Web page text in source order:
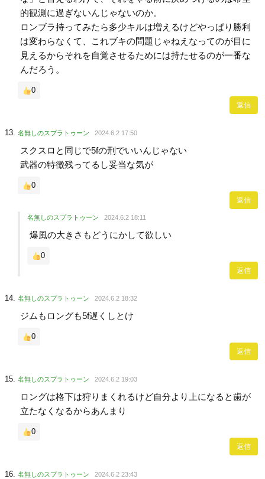
的観測に過ぎないんじゃないのか。
ロンブラ持ってみたら多少キルは増えるけどやっぱり勝利
は変わらなくて、これブキの問題じゃねえなってのが目に
見えるからそれを自覚させるためには持たせるのが一番な
んだろう。
0
返信
名無しのスプラトゥーン 2024.6.2 17:50
スクスロと同じで5fの刑でいいんじゃない
武器の特徴残ってるし妥当な気が
0
返信
名無しのスプラトゥーン 2024.6.2 18:11
爆風の大きさもどうにかして欲しい
0
返信
名無しのスプラトゥーン 2024.6.2 18:32
ジムもロングも5f遅くしとけ
0
返信
名無しのスプラトゥーン 2024.6.2 19:03
ロングは格下は狩りまくれるけど自分より上になると歯が
立たなくなるからあんまり
0
返信
名無しのスプラトゥーン 2024.6.2 23:43